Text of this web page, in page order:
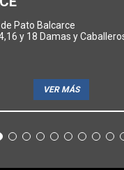
Pato Balcarce
y 18 Damas y
VER MÁS